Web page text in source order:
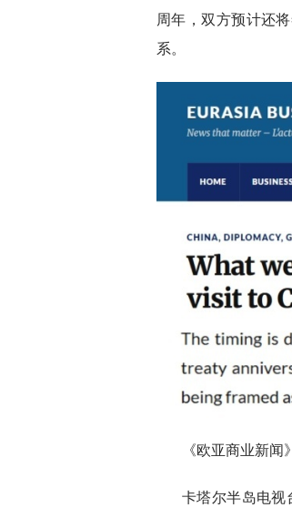
周年，双方预计还
系。
《欧亚商业新闻
卡塔尔半岛电视